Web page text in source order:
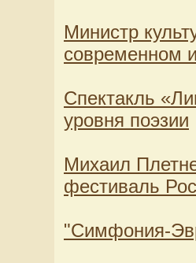
Министр
современном
Спектакль
уровня поэзии
Михаил
фестиваль
"Симфония-